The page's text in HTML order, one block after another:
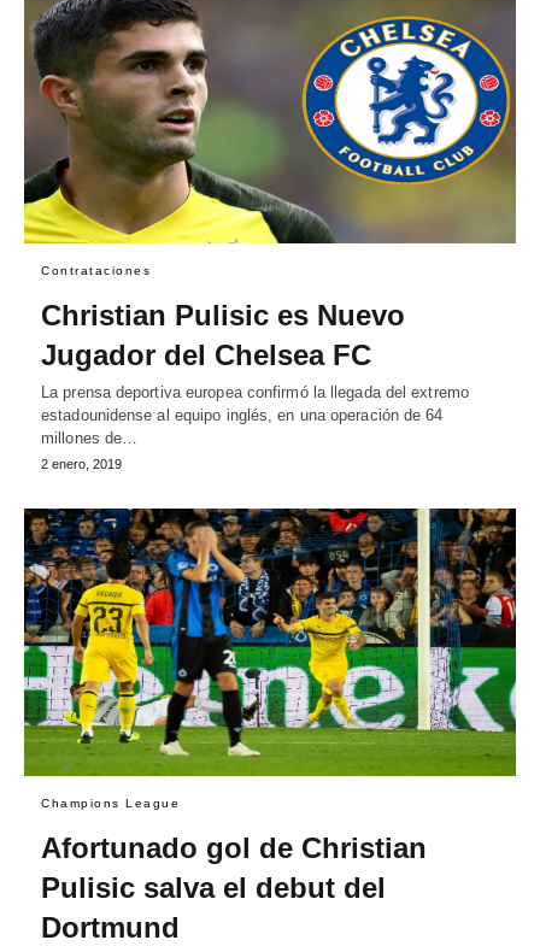
Contrataciones
Christian Pulisic es Nuevo
Jugador del Chelsea FC
La prensa deportiva europea confirmó la llegada del extremo
estadounidense al equipo inglés, en una operación de 64
millones de…
2 enero, 2019
Champions League
Afortunado gol de Christian
Pulisic salva el debut del
Dortmund